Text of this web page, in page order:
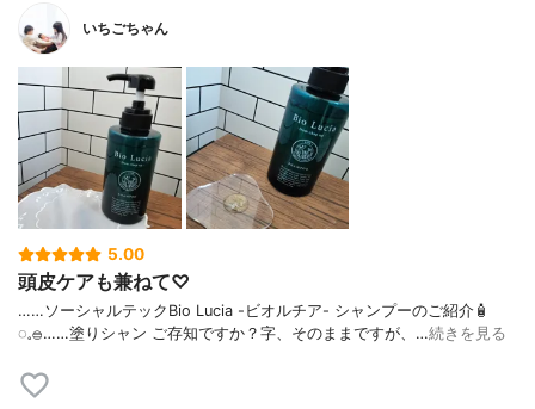
いちごちゃん
5.00
頭皮ケアも兼ねて♡
……⁡⁡⁡ソーシャルテックBio Lucia -ビオルチア- シャンプー⁡のご紹介🧴‎
◌𓈒𓐍⁡……⁡⁡⁡⁡塗りシャン ご存知ですか？⁡⁡⁡⁡字、そのままですが、…続きを見る